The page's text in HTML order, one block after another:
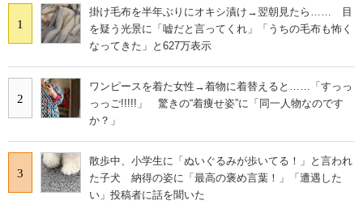
1
掛け毛布を半年ぶりにオキシ漬け→翌朝見たら…… 目
を疑う光景に「嘘だと言ってくれ」「うちの毛布も怖く
なってきた」と627万表示
2
ワンピースを着た女性→着物に着替えると……「すっっ
っっご!!!!!」 驚きの“着痩せ姿”に「同一人物なのです
か？」
3
散歩中、小学生に「ぬいぐるみが歩いてる！」と言われ
た子犬 納得の姿に「最高の褒め言葉！」「遭遇した
い」投稿者に話を聞いた